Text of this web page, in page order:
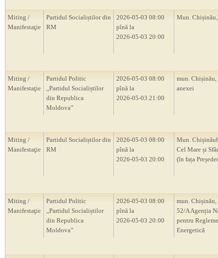
Miting /
Manifestaţie
Partidul Socialiștilor din
RM
2026-05-03 08:00
pînă la
2026-05-03 20:00
Mun.
Miting /
Manifestaţie
Partidul Politic
,,Partidul Socialiștilor
din Republica
Moldova”
2026-05-03 08:00
pînă la
2026-05-03 21:00
mun.
anexei
Miting /
Manifestaţie
Partidul Socialiștilor din
RM
2026-05-03 08:00
pînă la
2026-05-03 20:00
Mun.
Cel Mare și
(în fața
Miting /
Manifestaţie
Partidul Politic
,,Partidul Socialiștilor
din Republica
Moldova”
2026-05-03 08:00
pînă la
2026-05-03 20:00
mun. Chișinău,
52/A Agenția
pentru
Energetică